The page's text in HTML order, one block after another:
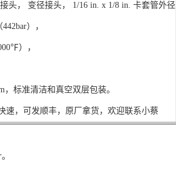
头， 变径接头， 1/16 in. x 1/8 in. 卡套管外径
），
），
，标准清洁和真空双层包装。
速，可发顺丰，原厂拿货，欢迎联系小蔡